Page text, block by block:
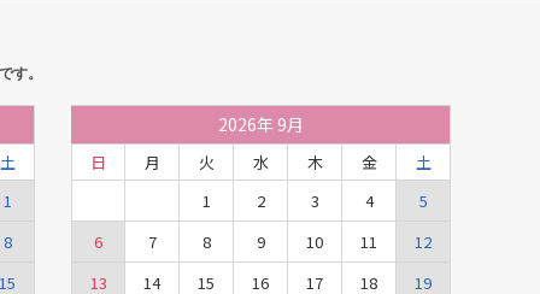
す。
土
1
8
15
2026年 9月
日 月 火 水 木 金
土
1
2 3 4
5
6
7 8 9 10 11
12
13
14 15 16 17 18 19